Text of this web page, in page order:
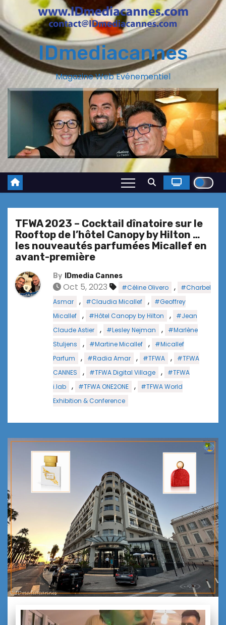
IDmediacannes
Magazine Web Evénementiel
TFWA 2023 – Cocktail dînatoire sur le
Rooftop de l’hôtel Canopy by Hilton …
les nouveautés parfumées Micallef en
avant-première
By IDmedia Cannes
Oct 5, 2023 #Céline Olivero ,
#Charbel
Asmar
, #Claudia Micallef ,
#Geoffrey
Micallef
, #Hôtel Canopy by Hilton ,
#Jean
Claude Astier
, #Lesley Nejman ,
#Marlène
Stuljens
, #Martine Micallef ,
#Micallef
Parfum
, #Radia Amar , #TFWA ,
#TFWA
CANNES
, #TFWA Digital Village ,
#TFWA
i.lab
, #TFWA ONE2ONE ,
#TFWA World
Exhibition & Conference